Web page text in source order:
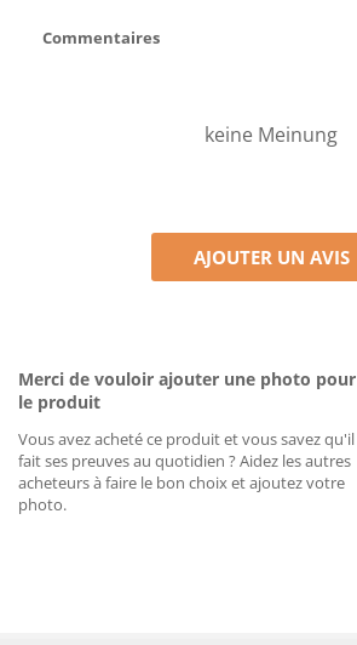
Commentaires
keine Meinung
AJOUTER UN AVIS
Merci de vouloir ajouter une photo pour
le produit
Vous avez acheté ce produit et vous savez qu'il
fait ses preuves au quotidien ? Aidez les autres
acheteurs à faire le bon choix et ajoutez votre
photo.